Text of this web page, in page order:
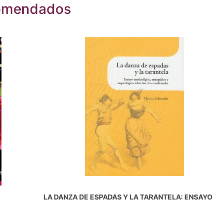
LA DANZA DE ESPADAS Y LA TARANTELA: ENSAYO